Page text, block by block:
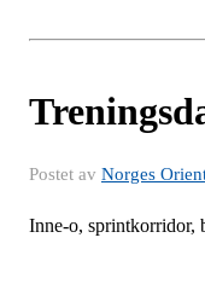
Postet av Norges
Inne-o, sprintkorridor,